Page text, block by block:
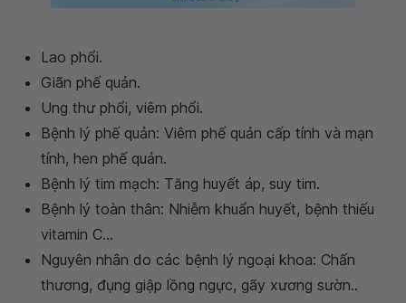
Lao phổi.
Giãn phế quản.
Ung thư phổi, viêm phổi.
Bệnh lý phế quản: Viêm phế quản cấp tính và mạn
tính, hen phế quản.
Bệnh lý tim mạch: Tăng huyết áp, suy tim.
Bệnh lý toàn thân: Nhiễm khuẩn huyết, bệnh thiếu
vitamin C...
Nguyên nhân do các bệnh lý ngoại khoa: Chấn
thương, đụng giập lồng ngực, gãy xương sườn..